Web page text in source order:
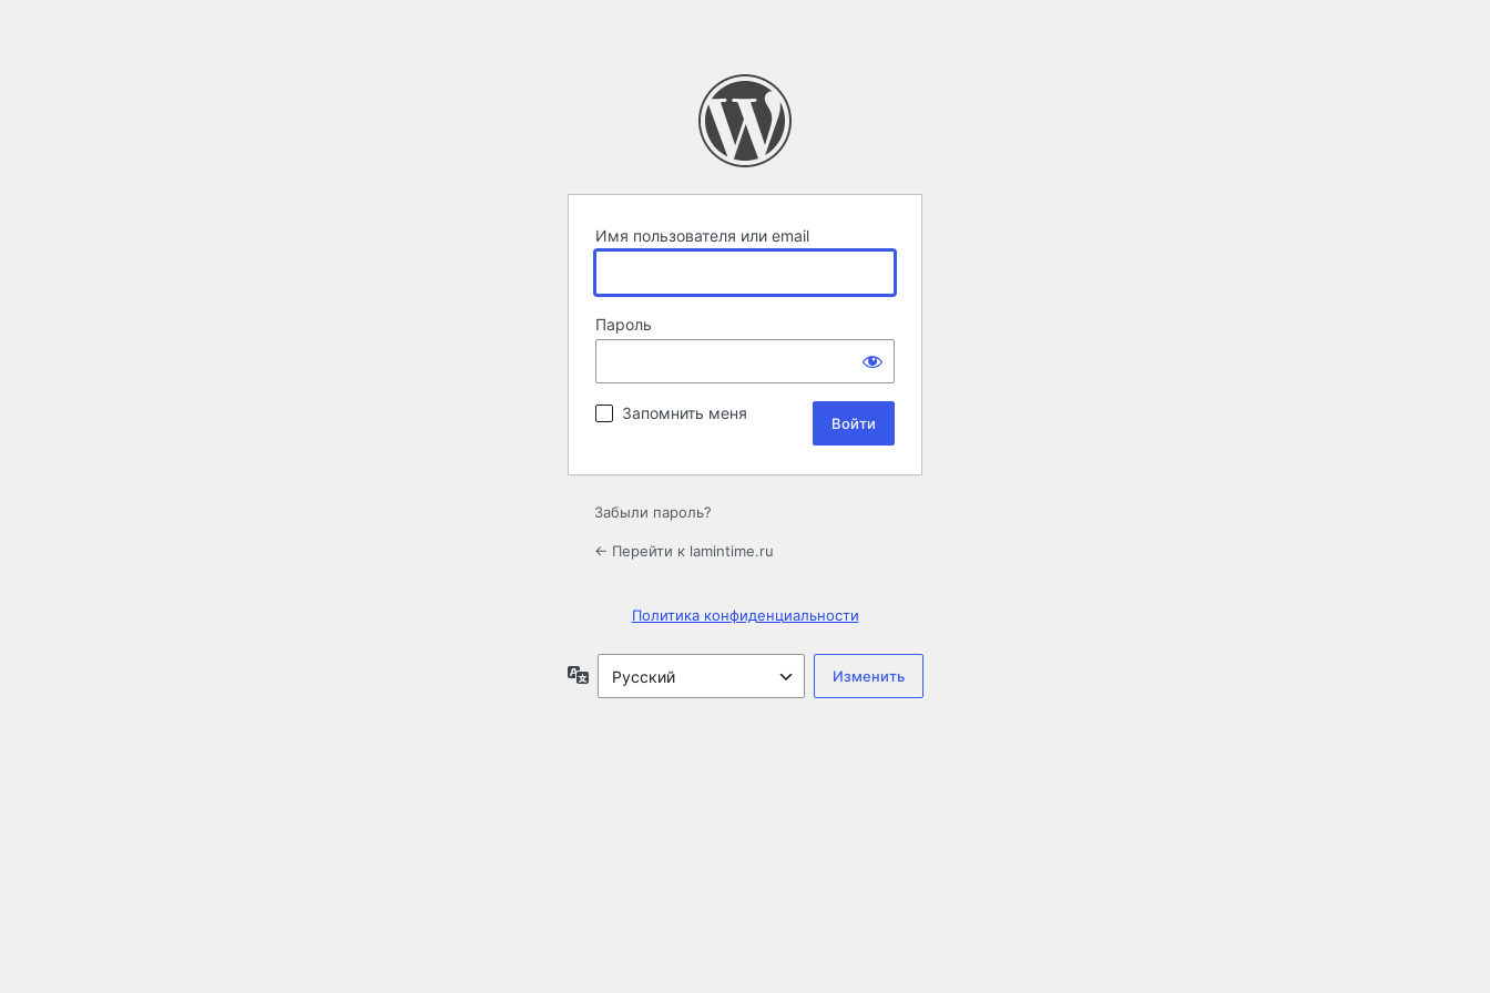
Имя пользователя или email
Пароль
Запомнить меня
Забыли пароль?
← Перейти к lamintime.ru
Политика конфиденциальности
Язык